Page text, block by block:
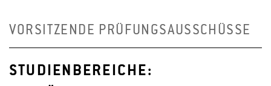
VORSITZENDE PRÜFUNGSAUSSCHÜSSE
STUDIENBEREICHE: